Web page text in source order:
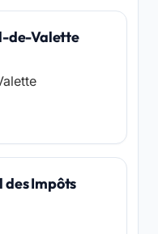
de-Valette
Impôts